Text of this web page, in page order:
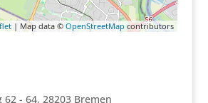
| Map data ©OpenStreetMapcontributors
- 64, 28203 Bremen